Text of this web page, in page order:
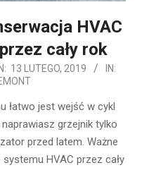
HVAC
cały rok
13 LUTEGO, 2019
IN:
łatwo jest wejść w cykl
grzejnik tylko
przed latem. Ważne
HVAC przez cały